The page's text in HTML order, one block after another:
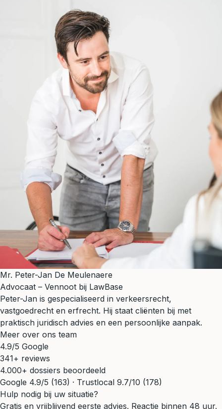
Mr. Peter-Jan De Meulenaere
Advocaat – Vennoot bij LawBase
Peter-Jan is gespecialiseerd in verkeersrecht,
vastgoedrecht en erfrecht. Hij staat cliënten bij met
praktisch juridisch advies en een persoonlijke aanpak.
Meer over ons team
4.9/5 Google
341+ reviews
4.000+ dossiers beoordeeld
Google 4.9/5 (163) · Trustlocal 9.7/10 (178)
Hulp nodig bij uw situatie?
Gratis en vrijblijvend eerste advies. Reactie binnen 48 uur.